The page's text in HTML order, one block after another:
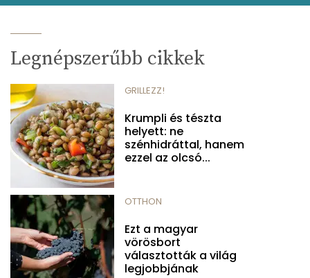
Legnépszerűbb cikkek
GRILLEZZ!
Krumpli és tészta
helyett: ne
szénhidráttal, hanem
ezzel az olcsó...
OTTHON
Ezt a magyar
vörösbort
választották a világ
legjobbjának